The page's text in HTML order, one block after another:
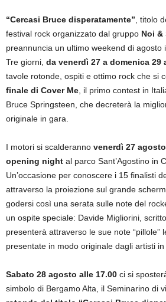
“Cercasi Bruce disperatamente” , titolo
festival rock organizzato dal gruppo Noi &
preannuncia un ultimo weekend di agosto
Tre giorni, da venerdì 27 a domenica 29
tavole rotonde, ospiti e ottimo rock che si
finale di Cover Me , il primo contest in
Bruce Springsteen, che decreterà la
originale in gara.
I motori si scalderanno venerdì 27
opening night al parco Sant’Agostino in
Un’occasione per conoscere i 15 finalisti
attraverso la proiezione sul grande
godersi così una serata sulle note del
un ospite speciale: Davide Migliorini,
presenterà attraverso le sue note “pillole”
presentate in modo originale dagli artisti in
Sabato 28 agosto alle 17.00 ci si
simbolo di Bergamo Alta, il Seminarino di